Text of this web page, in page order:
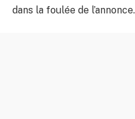
dans la foulée de l’annonce.